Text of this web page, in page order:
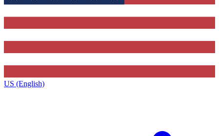
US (English)